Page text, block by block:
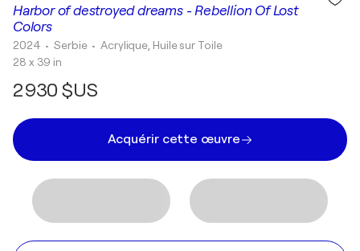
Harbor of destroyed dreams - Rebellion Of Lost
Colors
2024 • Serbie •Acrylique, Huile sur Toile
28 x 39 in
2 930 $US
Acquérir cette œuvre